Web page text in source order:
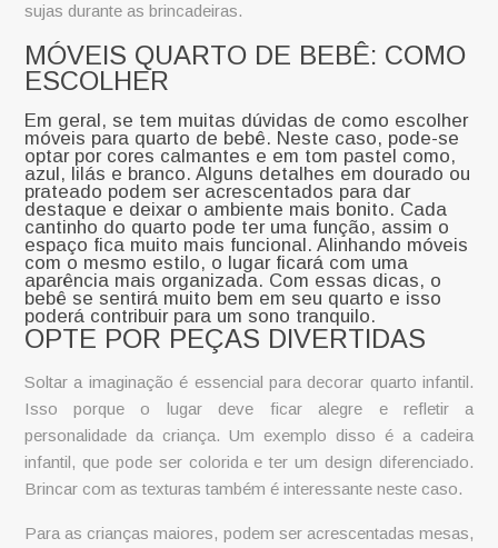
sujas durante as brincadeiras.
MÓVEIS QUARTO DE BEBÊ: COMO
ESCOLHER
Em geral, se tem muitas dúvidas de como escolher
móveis para quarto de bebê. Neste caso, pode-se
optar por cores calmantes e em tom pastel como,
azul, lilás e branco. Alguns detalhes em dourado ou
prateado podem ser acrescentados para dar
destaque e deixar o ambiente mais bonito. Cada
cantinho do quarto pode ter uma função, assim o
espaço fica muito mais funcional. Alinhando móveis
com o mesmo estilo, o lugar ficará com uma
aparência mais organizada. Com essas dicas, o
bebê se sentirá muito bem em seu quarto e isso
poderá contribuir para um sono tranquilo.
OPTE POR PEÇAS DIVERTIDAS
Soltar a imaginação é essencial para decorar quarto infantil.
Isso porque o lugar deve ficar alegre e refletir a
personalidade da criança. Um exemplo disso é a cadeira
infantil, que pode ser colorida e ter um design diferenciado.
Brincar com as texturas também é interessante neste caso.
Para as crianças maiores, podem ser acrescentadas mesas,